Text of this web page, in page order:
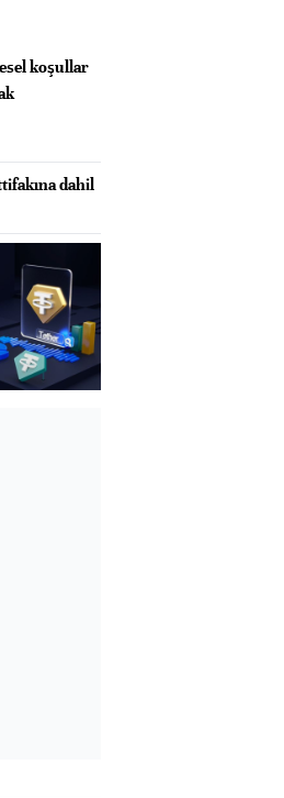
koşullar
dahil